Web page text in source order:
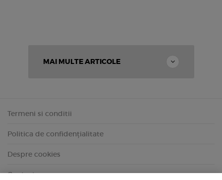
MAI MULTE ARTICOLE
Termeni si conditii
Politica de confidențialitate
Despre cookies
Contact